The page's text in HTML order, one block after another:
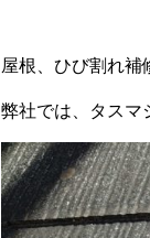
屋根、ひび割れ補
弊社では、タスマ